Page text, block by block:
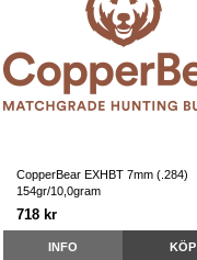
CopperBear EXHBT 7mm (.284)
154gr/10,0gram
718 kr
INFO KÖP